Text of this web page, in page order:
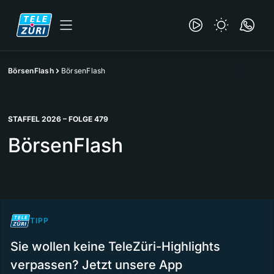
BörsenFlash BörsenFlash
STAFFEL 2026 – FOLGE 479
BörsenFlash
TIPP
Sie wollen keine TeleZüri-Highlights
verpassen? Jetzt unsere App